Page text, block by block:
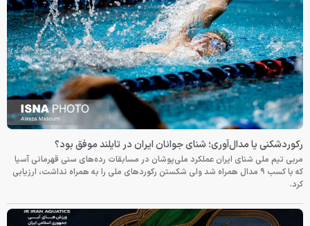
رکوردشکنی یا مدال‌آوری؛ شنای جوانان ایران در تایلند موفق بود؟
مربی تیم ملی شنای ایران عملکرد ملی‌پوشان در مسابقات رده‌های سنی قهرمانی آسیا
که با کسب ۹ مدال همراه شد ولی شکستن رکوردهای ملی را به همراه نداشت، ارزیابی
کرد.